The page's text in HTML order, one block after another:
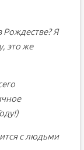
Я
это же
с людьми